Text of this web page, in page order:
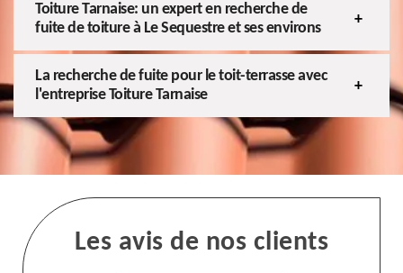
Toiture Tarnaise: un expert en recherche de
fuite de toiture à Le Sequestre et ses environs
La recherche de fuite pour le toit-terrasse avec
l'entreprise Toiture Tarnaise
Les avis de nos clients